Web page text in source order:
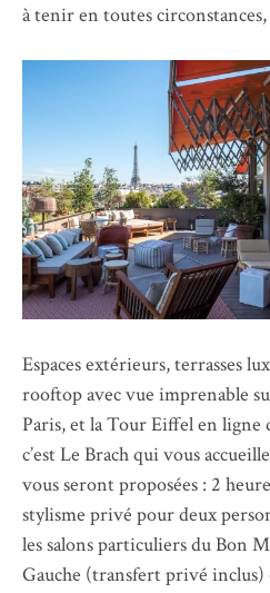
à tenir en toutes
Espaces extérieurs, terrasses
rooftop avec vue imprenable
Paris, et la Tour Eiffel en
c’est Le Brach qui vous
vous seront proposées : 2
stylisme privé pour deux
les salons particuliers du Bon
Gauche (transfert privé